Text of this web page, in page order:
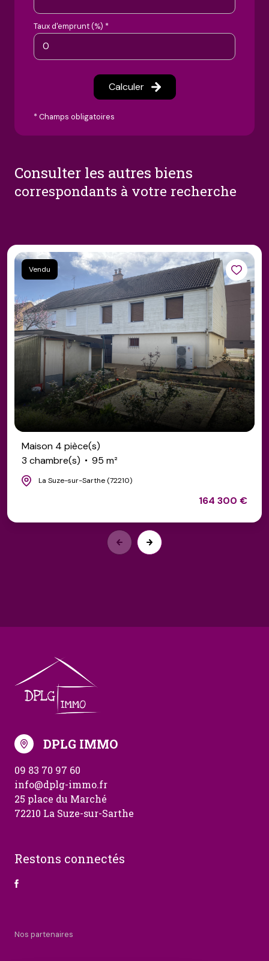
Taux d'emprunt (%) *
Calculer
* Champs obligatoires
consulter les autres biens
correspondants à votre recherche
Vendu
Maison 4 pièce(s)
3 chambre(s)
95 m²
La Suze-sur-Sarthe (72210)
164 300 €
DPLG IMMO
09 83 70 97 60
info@dplg-immo.fr
25 place du Marché
72210 La Suze-sur-Sarthe
Restons connectés
Nos partenaires